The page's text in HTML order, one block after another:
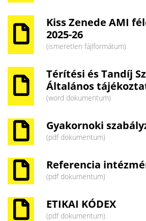
Kiss Zenede AMI
2025-26
(ismeretlen fájlformátum)
Térítési és Tandíj
Általános
(word dokumentum)
Gyakornoki
(pdf dokumentum)
Referencia
(pdf dokumentum)
ETIKAI KÓDEX
(pdf dokumentum)